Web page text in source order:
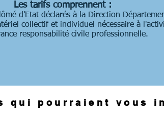
Les tarifs comprennent :
d’Etat déclarés à la Direction
collectif et individuel nécessaire à
responsabilité civile professionnelle.
qui pourraient vous